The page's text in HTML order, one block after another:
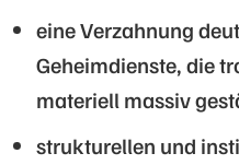
eine Verzahnung
Geheimdienste, die
materiell massiv
strukturellen und